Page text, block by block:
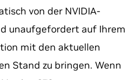
von der NVIDIA-
unaufgefordert auf Ihrem
mit den aktuellen
Stand zu bringen. Wenn